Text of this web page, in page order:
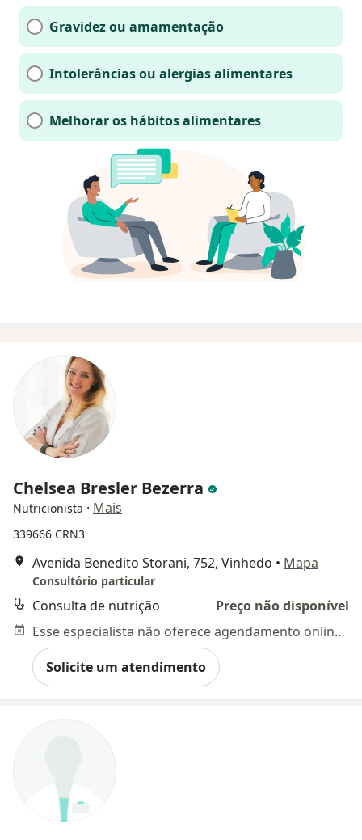
Gravidez ou amamentação
Intolerâncias ou alergias alimentares
Melhorar os hábitos alimentares
Chelsea Bresler Bezerra
Nutricionista · Mais
339666 CRN3
Avenida Benedito Storani, 752, Vinhedo • Mapa
Consultório particular
Consulta de nutrição
Preço não disponível
Esse especialista não oferece agendamento online para esse endereço.
Solicite um atendimento